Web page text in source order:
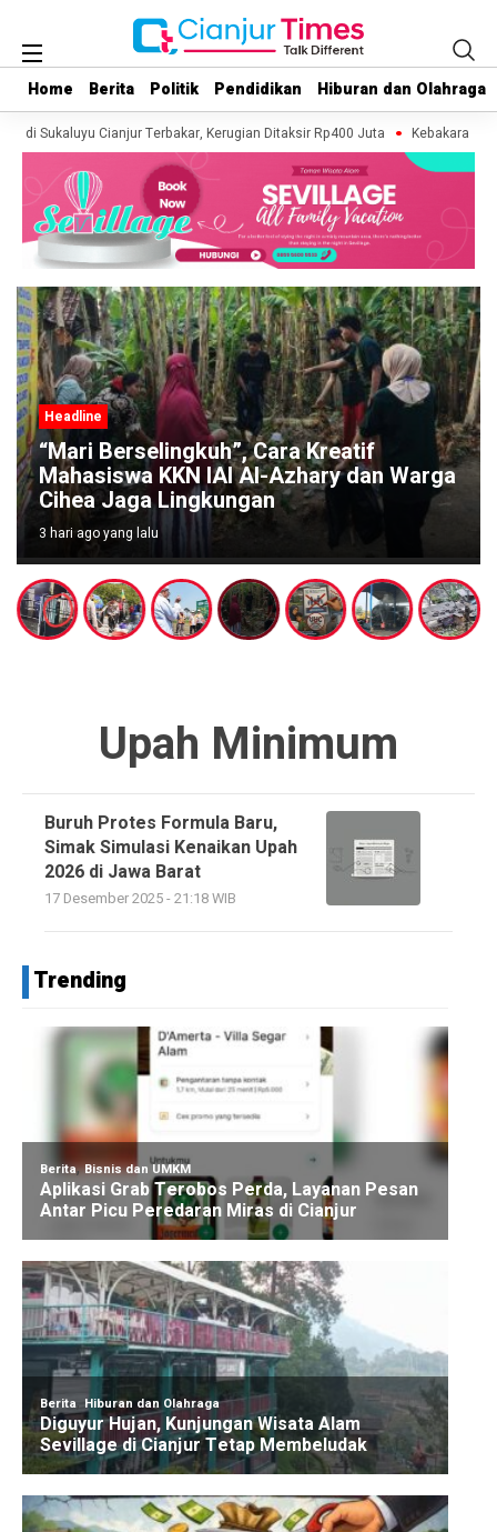
Home Berita Politik Pendidikan Hiburan dan Olahraga
Home Berita Politik Pendidikan Hiburan dan Olahraga
Sukaluyu Cianjur Terbakar, Kerugian Ditaksir Rp400 Juta Kebakaran
Headline
“Mari Berselingkuh”, Cara Kreatif
Mahasiswa KKN IAI Al-Azhary dan Warga
Cihea Jaga Lingkungan
3 hari ago yang lalu
Upah Minimum
Buruh Protes Formula Baru,
Simak Simulasi Kenaikan Upah
2026 di Jawa Barat
17 Desember 2025 - 21:18 WIB
Trending